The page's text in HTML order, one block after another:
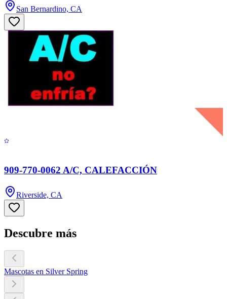
San Bernardino, CA
909-770-0062 A/C, CALEFACCIÓN
Riverside, CA
Descubre más
Mascotas en Silver Spring